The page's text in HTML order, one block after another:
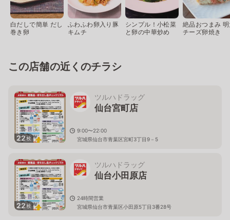
白だしで簡単 だし
巻き卵
ふわふわ卵入り豚
キムチ
シンプル！小松菜
と卵の中華炒め
絶品おつまみ
チーズ卵焼き
この店舗の近くのチラシ
22枚
ツルハドラッグ
仙台宮町店
9:00〜22:00
宮城県仙台市青葉区宮町3丁目9－5
22枚
ツルハドラッグ
仙台小田原店
24時間営業
宮城県仙台市青葉区小田原5丁目3番28号